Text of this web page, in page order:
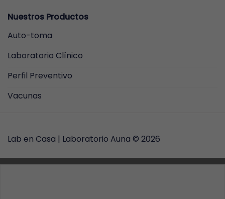
Nuestros Productos
Auto-toma
Laboratorio Clínico
Perfil Preventivo
Vacunas
Lab en Casa | Laboratorio Auna © 2026